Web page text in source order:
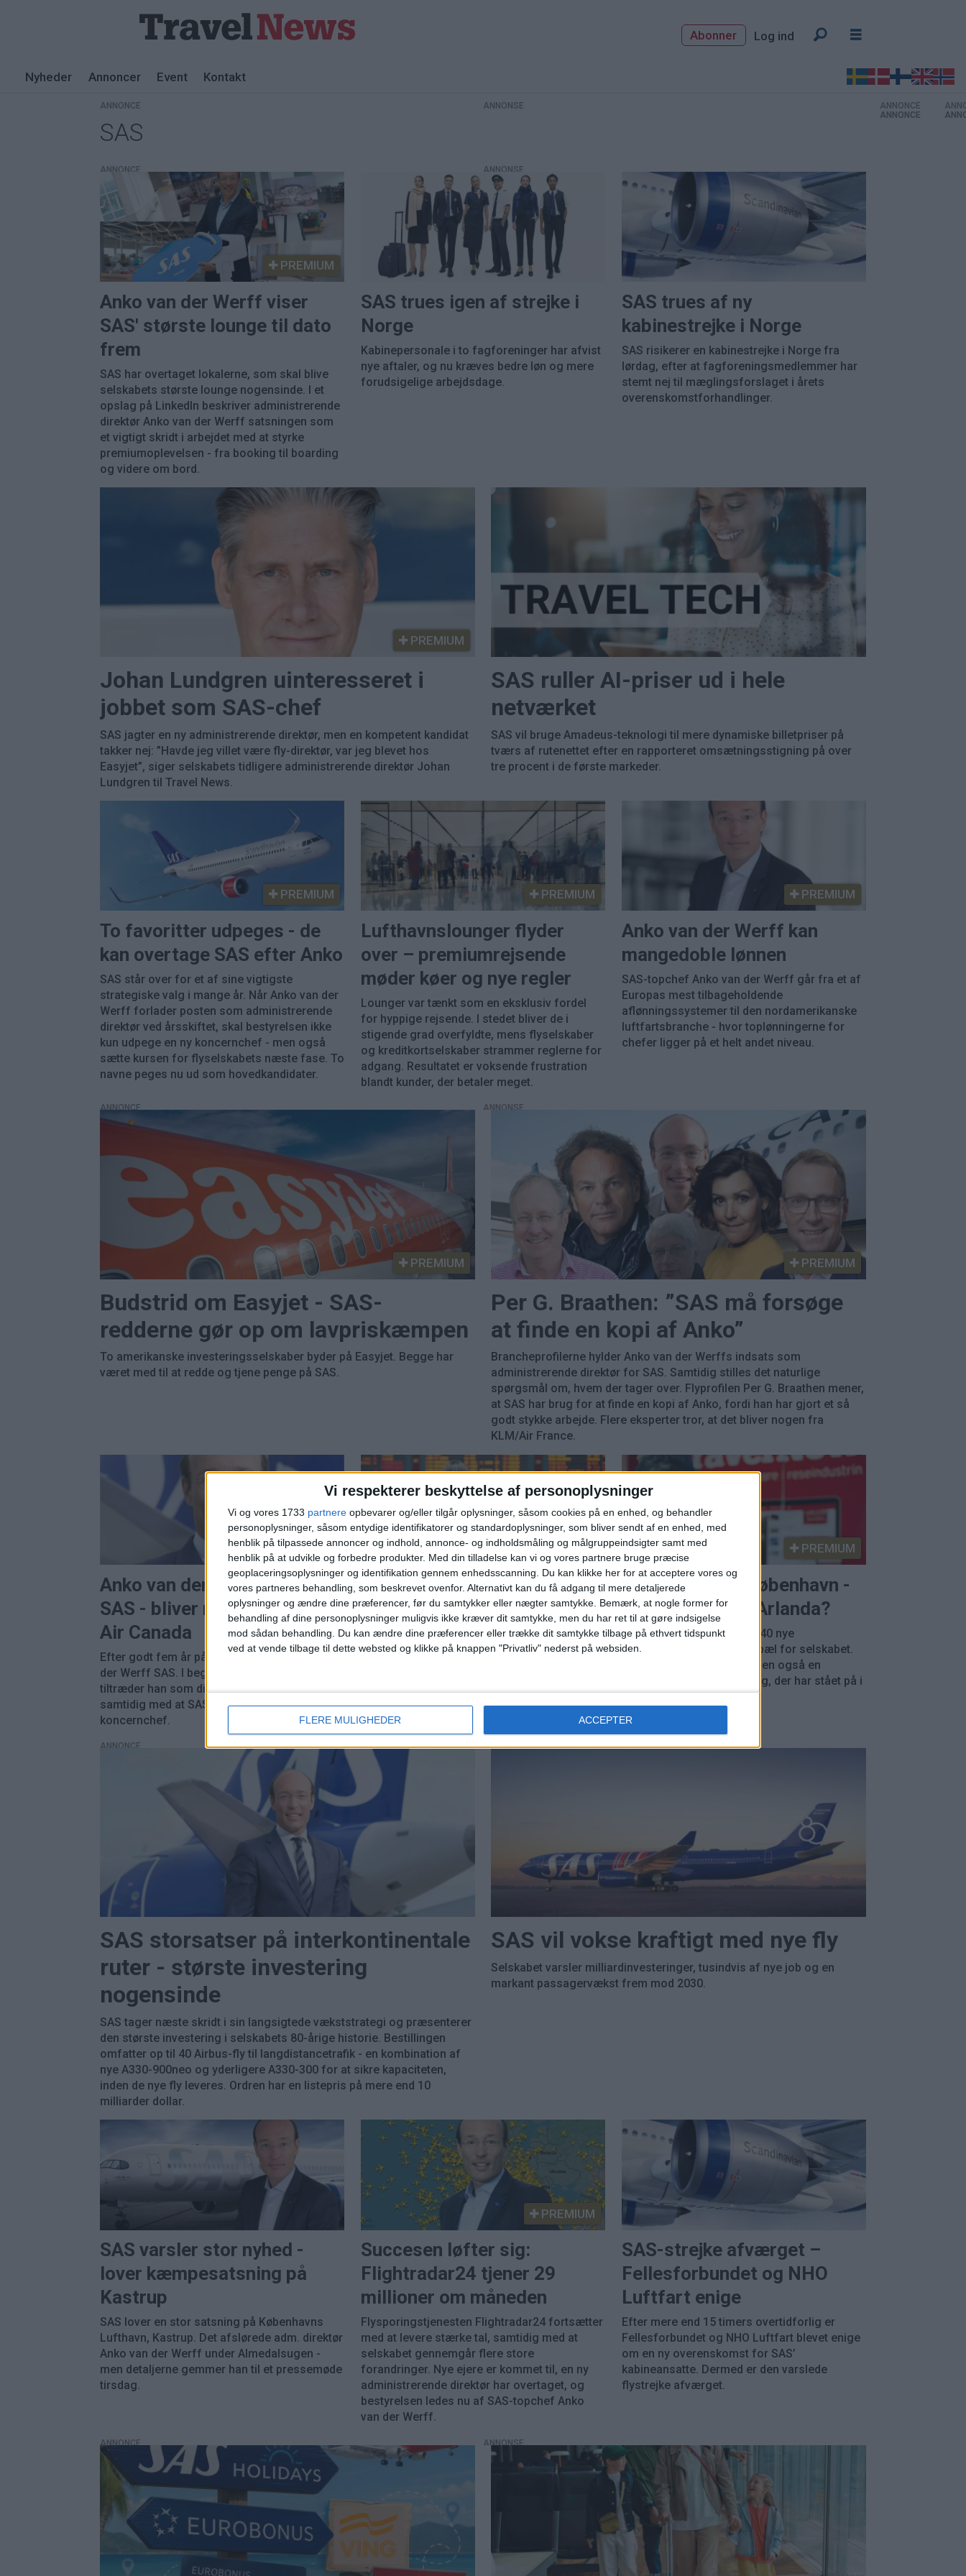
Vi respekterer beskyttelse af personoplysninger
Vi og vores 1733 partnere opbevarer og/eller tilgår oplysninger, såsom cookies på en enhed, og behandler
personoplysninger, såsom entydige identifikatorer og standardoplysninger, som bliver sendt af en enhed, med
henblik på tilpassede annoncer og indhold, annonce- og indholdsmåling og målgruppeindsigter samt med
henblik på at udvikle og forbedre produkter. Med din tilladelse kan vi og vores partnere bruge præcise
geoplaceringsoplysninger og identifikation gennem enhedsscanning. Du kan klikke her for at acceptere vores og
vores partneres behandling, som beskrevet ovenfor. Alternativt kan du få adgang til mere detaljerede
oplysninger og ændre dine præferencer, før du samtykker eller nægter samtykke. Bemærk, at nogle former for
behandling af dine personoplysninger muligvis ikke kræver dit samtykke, men du har ret til at gøre indsigelse
mod sådan behandling.
Du kan ændre dine præferencer eller trække dit samtykke tilbage på ethvert tidspunkt
ved at vende tilbage til dette websted og klikke på knappen "Privatliv" nederst på websiden.
FLERE MULIGHEDER ACCEPTER
Abonner Log ind
Nyheder Annoncer Event Kontakt
ANNONCE
SAS
ANNONCE
PREMIUM
Anko van der Werff viser
SAS' største lounge til dato
frem
SAS har overtaget lokalerne, som skal blive
selskabets største lounge nogensinde. I et
opslag på LinkedIn beskriver administrerende
direktør Anko van der Werff satsningen som
et vigtigt skridt i arbejdet med at styrke
premiumoplevelsen - fra booking til boarding
og videre om bord.
SAS trues igen af strejke i
Norge
Kabinepersonale i to fagforeninger har afvist
nye aftaler, og nu kræves bedre løn og mere
forudsigelige arbejdsdage.
SAS trues af ny
kabinestrejke i Norge
SAS risikerer en kabinestrejke i Norge fra
lørdag, efter at fagforeningsmedlemmer har
stemt nej til mæglingsforslaget i årets
overenskomstforhandlinger.
PREMIUM
Johan Lundgren uinteresseret i
jobbet som SAS-chef
SAS jagter en ny administrerende direktør, men en kompetent kandidat
takker nej: ”Havde jeg villet være fly-direktør, var jeg blevet hos
Easyjet”, siger selskabets tidligere administrerende direktør Johan
Lundgren til Travel News.
SAS ruller AI-priser ud i hele
netværket
SAS vil bruge Amadeus-teknologi til mere dynamiske billetpriser på
tværs af rutenettet efter en rapporteret omsætningsstigning på over
tre procent i de første markeder.
PREMIUM
To favoritter udpeges - de
kan overtage SAS efter Anko
SAS står over for et af sine vigtigste
strategiske valg i mange år. Når Anko van der
Werff forlader posten som administrerende
direktør ved årsskiftet, skal bestyrelsen ikke
kun udpege en ny koncernchef - men også
sætte kursen for flyselskabets næste fase. To
navne peges nu ud som hovedkandidater.
PREMIUM
Lufthavnslounger flyder
over – premiumrejsende
møder køer og nye regler
Lounger var tænkt som en eksklusiv fordel
for hyppige rejsende. I stedet bliver de i
stigende grad overfyldte, mens flyselskaber
og kreditkortselskaber strammer reglerne for
adgang. Resultatet er voksende frustration
blandt kunder, der betaler meget.
PREMIUM
Anko van der Werff kan
mangedoble lønnen
SAS-topchef Anko van der Werff går fra et af
Europas mest tilbageholdende
aflønningssystemer til den nordamerikanske
luftfartsbranche - hvor toplønningerne for
chefer ligger på et helt andet niveau.
ANNONCE
PREMIUM
Budstrid om Easyjet - SAS-
redderne gør op om lavpriskæmpen
To amerikanske investeringsselskaber byder på Easyjet. Begge har
været med til at redde og tjene penge på SAS.
PREMIUM
Per G. Braathen: ”SAS må forsøge
at finde en kopi af Anko”
Brancheprofilerne hylder Anko van der Werffs indsats som
administrerende direktør for SAS. Samtidig stilles det naturlige
spørgsmål om, hvem der tager over. Flyprofilen Per G. Braathen mener,
at SAS har brug for at finde en kopi af Anko, fordi han har gjort et så
godt stykke arbejde. Flere eksperter tror, at det bliver nogen fra
KLM/Air France.
Anko van der Werff forlader
SAS - bliver ny direktør for
Air Canada
Efter godt fem år på posten forlader Anko van
der Werff SAS. I begyndelsen af 2027
tiltræder han som direktør for Air Canada,
samtidig med at SAS indleder jagten på en ny
koncernchef.
Nye tal afslører
flyselskabernes servicekrise
Et nyt indeks viser lav tillid til flyselskaberne,
store problemer med punktlighed og et fald til
PREMIUM
SAS satser på København -
hvem satser på Arlanda?
SAS’ rekordordre på op til 40 nye
langdistancefly er en milepæl for selskabet.
Men for Sverige er beskeden også en
påmindelse om en udvikling, der har stået på i
lang tid.
ANNONCE
SAS storsatser på interkontinentale
ruter - største investering
nogensinde
SAS tager næste skridt i sin langsigtede vækststrategi og præsenterer
den største investering i selskabets 80-årige historie. Bestillingen
omfatter op til 40 Airbus-fly til langdistancetrafik - en kombination af
nye A330-900neo og yderligere A330-300 for at sikre kapaciteten,
inden de nye fly leveres. Ordren har en listepris på mere end 10
milliarder dollar.
SAS vil vokse kraftigt med nye fly
Selskabet varsler milliardinvesteringer, tusindvis af nye job og en
markant passagervækst frem mod 2030.
SAS varsler stor nyhed -
lover kæmpesatsning på
Kastrup
SAS lover en stor satsning på Københavns
Lufthavn, Kastrup. Det afslørede adm. direktør
Anko van der Werff under Almedalsugen -
men detaljerne gemmer han til et pressemøde
tirsdag.
PREMIUM
Succesen løfter sig:
Flightradar24 tjener 29
millioner om måneden
Flysporings­tjenesten Flightradar24 fortsætter
med at levere stærke tal, samtidig med at
selskabet gennemgår flere store
forandringer. Nye ejere er kommet til, en ny
administrerende direktør har overtaget, og
bestyrelsen ledes nu af SAS-topchef Anko
van der Werff.
SAS-strejke afværget –
Fellesforbundet og NHO
Luftfart enige
Efter mere end 15 timers overtidforlig er
Fellesforbundet og NHO Luftfart blevet enige
om en ny overenskomst for SAS’
kabineansatte. Dermed er den varslede
flystrejke afværget.
ANNONCE
ANNONCE
ANNONCE
ANNONCE